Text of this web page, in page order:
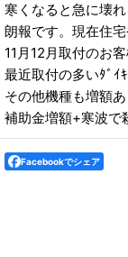
寒くなると急に壊
朗報です。現在住
11月12月取付のお
最近取付の多いﾀﾞｲ
その他機種も増額
補助金増額+寒波で
Facebookでシェア